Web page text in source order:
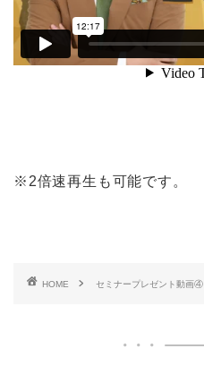
※2倍速再生も可能です。
HOME セミナープレゼント動画④